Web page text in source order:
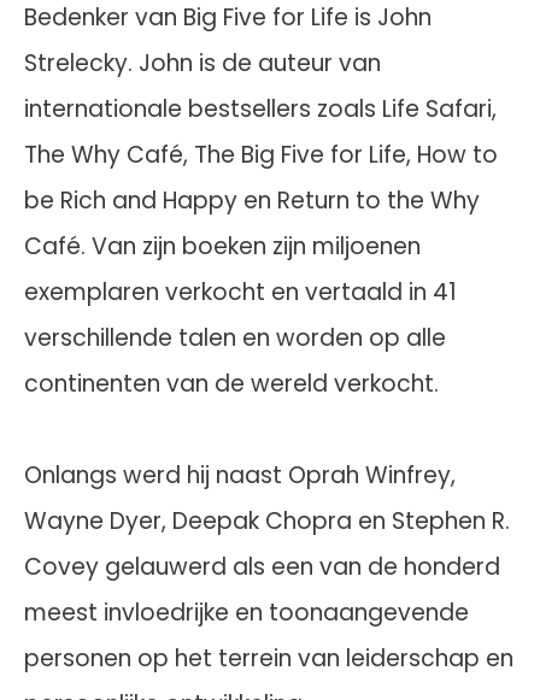
Bedenker van Big Five for Life is John
Strelecky. John is de auteur van
internationale bestsellers zoals Life Safari,
The Why Café, The Big Five for Life, How to
be Rich and Happy en Return to the Why
Café. Van zijn boeken zijn miljoenen
exemplaren verkocht en vertaald in 41
verschillende talen en worden op alle
continenten van de wereld verkocht.
Onlangs werd hij naast Oprah Winfrey,
Wayne Dyer, Deepak Chopra en Stephen R.
Covey gelauwerd als een van de honderd
meest invloedrijke en toonaangevende
personen op het terrein van leiderschap en